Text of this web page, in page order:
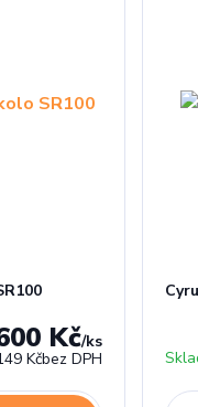
Kč/ks
Kčbez DPH